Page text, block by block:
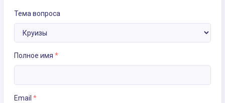
Тема вопроса
Полное имя *
Email *